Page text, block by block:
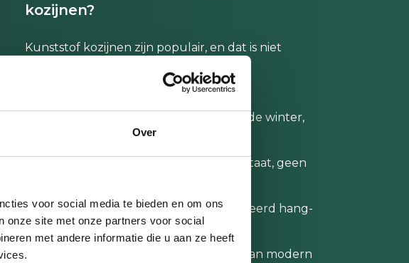
Over
voor social media te bieden en om ons
onze site met onze partners voor social
met andere informatie die u aan ze heeft
kozijnen?
Kunststof kozijnen zijn populair, en dat is niet
minder stookkosten in de winter,
meer koelte in de zomer.
: een doekje volstaat, geen
Veilig : voorzien van SKGgecertificeerd hang-
en sluitwerk.
: van modern